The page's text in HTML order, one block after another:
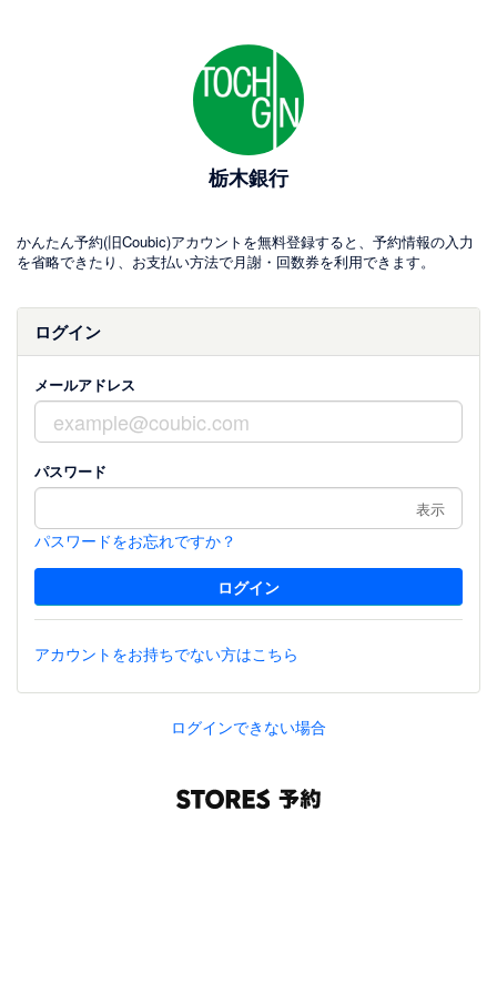
栃木銀行
かんたん予約(旧Coubic)アカウントを無料登録すると、予約情報の入力
を省略できたり、お支払い方法で月謝・回数券を利用できます。
ログイン
メールアドレス
パスワード
表示
パスワードをお忘れですか？
アカウントをお持ちでない方はこちら
ログインできない場合